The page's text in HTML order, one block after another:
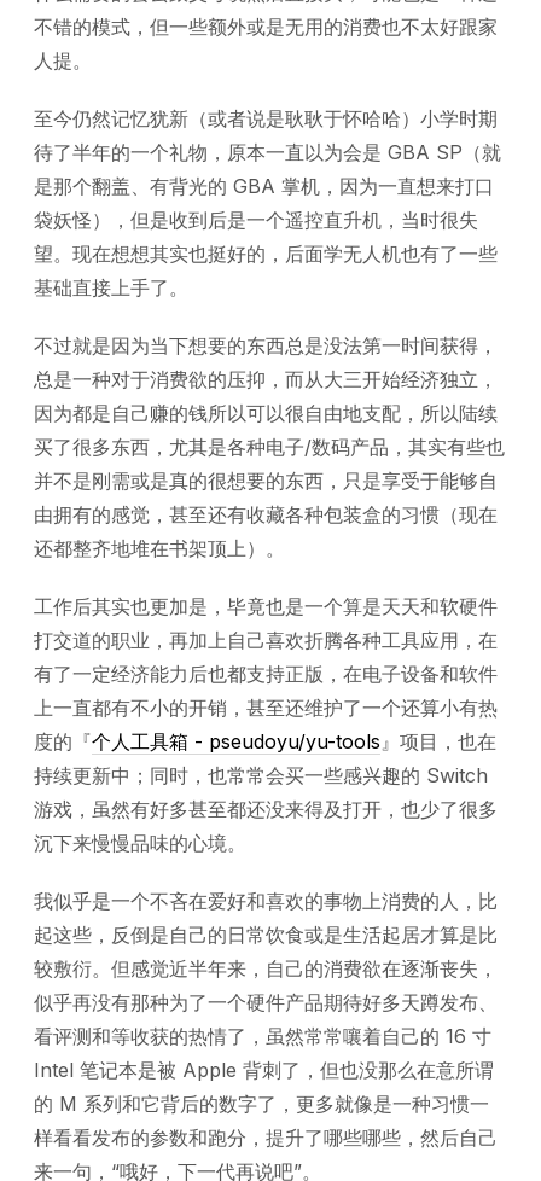
不错的模式，但一些额外或是无用的消费也不太好跟家
人提。
至今仍然记忆犹新（或者说是耿耿于怀哈哈）小学时期
待了半年的一个礼物，原本一直以为会是 GBA SP（就
是那个翻盖、有背光的 GBA 掌机，因为一直想来打口
袋妖怪），但是收到后是一个遥控直升机，当时很失
望。现在想想其实也挺好的，后面学无人机也有了一些
基础直接上手了。
不过就是因为当下想要的东西总是没法第一时间获得，
总是一种对于消费欲的压抑，而从大三开始经济独立，
因为都是自己赚的钱所以可以很自由地支配，所以陆续
买了很多东西，尤其是各种电子/数码产品，其实有些也
并不是刚需或是真的很想要的东西，只是享受于能够自
由拥有的感觉，甚至还有收藏各种包装盒的习惯（现在
还都整齐地堆在书架顶上）。
工作后其实也更加是，毕竟也是一个算是天天和软硬件
打交道的职业，再加上自己喜欢折腾各种工具应用，在
有了一定经济能力后也都支持正版，在电子设备和软件
上一直都有不小的开销，甚至还维护了一个还算小有热
度的『个人工具箱 - pseudoyu/yu-tools』项目，也在
持续更新中；同时，也常常会买一些感兴趣的 Switch
游戏，虽然有好多甚至都还没来得及打开，也少了很多
沉下来慢慢品味的心境。
我似乎是一个不吝在爱好和喜欢的事物上消费的人，比
起这些，反倒是自己的日常饮食或是生活起居才算是比
较敷衍。但感觉近半年来，自己的消费欲在逐渐丧失，
似乎再没有那种为了一个硬件产品期待好多天蹲发布、
看评测和等收获的热情了，虽然常常嚷着自己的 16 寸
Intel 笔记本是被 Apple 背刺了，但也没那么在意所谓
的 M 系列和它背后的数字了，更多就像是一种习惯一
样看看发布的参数和跑分，提升了哪些哪些，然后自己
来一句，“哦好，下一代再说吧”。